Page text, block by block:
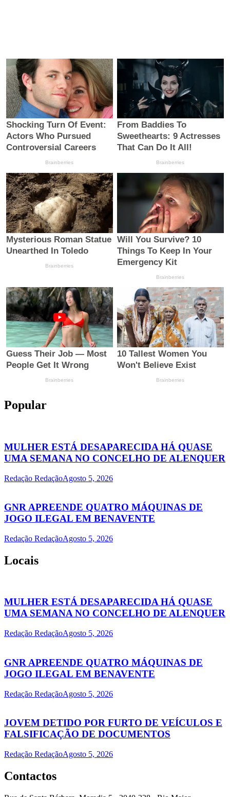
Popular
MULHER ESTÁ DESAPARECIDA HÁ QUASE
UMA SEMANA NO CONCELHO DE ALENQUER
Redação RedaçãoAgosto 5, 2026
GNR APREENDE QUATRO MÁQUINAS DE
JOGO ILEGAL EM BENAVENTE
Redação RedaçãoAgosto 5, 2026
Locais
MULHER ESTÁ DESAPARECIDA HÁ QUASE
UMA SEMANA NO CONCELHO DE ALENQUER
Redação RedaçãoAgosto 5, 2026
GNR APREENDE QUATRO MÁQUINAS DE
JOGO ILEGAL EM BENAVENTE
Redação RedaçãoAgosto 5, 2026
JOVEM DETIDO POR FURTO DE VEÍCULOS E
FALSIFICAÇÃO DE DOCUMENTOS
Redação RedaçãoAgosto 5, 2026
Contactos